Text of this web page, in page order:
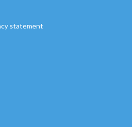
statement